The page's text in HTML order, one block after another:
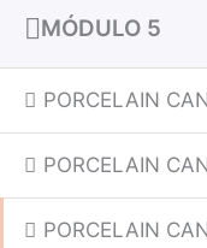
MÓDULO 5
PORCELAIN
PORCELAIN
PORCELAIN